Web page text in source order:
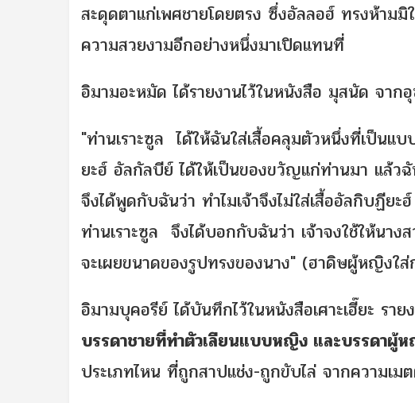
สะดุดตาแก่เพศชายโดยตรง ซึ่งอัลลอฮ์ ทรงห้ามมิ
ความสวยงามอีกอย่างหนึ่งมาเปิดแทนที่
อิมามอะหมัด ได้รายงานไว้ในหนังสือ มุสนัด จา
"ท่านเราะซูล ได้ให้ฉันใส่เสื้อคลุมตัวหนึ่งที่เป็นแ
ยะฮ์ อัลกัลบีย์ ได้ให้เป็นของขวัญแก่ท่านมา แล้วฉั
จึงได้พูดกับฉันว่า ทำไมเจ้าจึงไม่ใส่เสื้ออัลกิบฏีย
ท่านเราะซูล จึงได้บอกกับฉันว่า เจ้าจงใช้ให้นา
จะเผยขนาดของรูปทรงของนาง" (ฮาดิษผู้หญิงใส่
อิมามบุคอรีย์ ได้บันทึกไว้ในหนังสือเศาะเฮี๊ยะ รา
บรรดาชายที่ทำตัวเลียนแบบหญิง และบรรดาผู้
ประเภทไหน ที่ถูกสาปแช่ง-ถูกขับไล่ จากความเม